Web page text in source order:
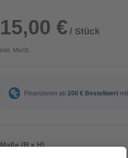
15,00 € / Stück
inkl. MwSt.
Maße (B x H)